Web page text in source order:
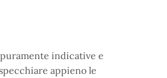
indicative e
appieno le